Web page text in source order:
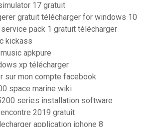
17 gratuit
gratuit télécharger for windows 10
pack 1 gratuit télécharger
kickass
apkpure
xp télécharger
sur mon compte facebook
space marine wiki
series installation software
2019 gratuit
application iphone 8